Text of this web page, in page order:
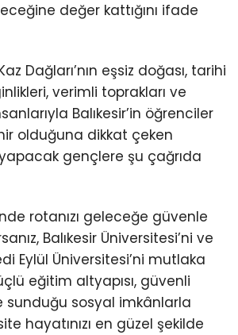
değer kattığını ifade
Dağları’nın eşsiz doğası, tarihi
verimli toprakları ve
Balıkesir’in öğrenciler
olduğuna dikkat çeken
gençlere şu çağrıda
rotanızı geleceğe güvenle
Balıkesir Üniversitesi’ni ve
Eylül Üniversitesi’ni mutlaka
eğitim altyapısı, güvenli
sunduğu sosyal imkânlarla
hayatınızı en güzel şekilde